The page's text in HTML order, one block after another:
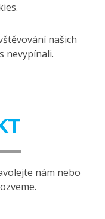
našich
nevypínali.
nám nebo